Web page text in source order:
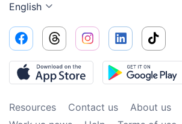
English
Resources Contact us About us